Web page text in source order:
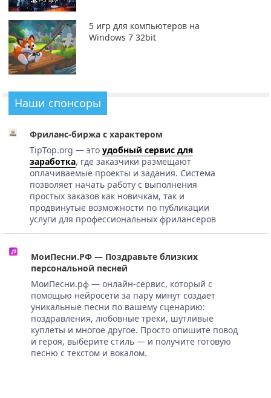
5 игр для компьютеров на
Windows 7 32bit
Наши спонсоры
Фриланс-биржа с характером
TipTop.org — это удобный сервис для
заработка, где заказчики размещают
оплачиваемые проекты и задания. Система
позволяет начать работу с выполнения
простых заказов как новичкам, так и
продвинутые возможности по публикации
услуги для профессиональных фрилансеров
МоиПесни.РФ — Поздравьте близких
персональной песней
МоиПесни.рф — онлайн-сервис, который с
помощью нейросети за пару минут создает
уникальные песни по вашему сценарию:
поздравления, любовные треки, шутливые
куплеты и многое другое. Просто опишите повод
и героя, выберите стиль — и получите готовую
песню с текстом и вокалом.